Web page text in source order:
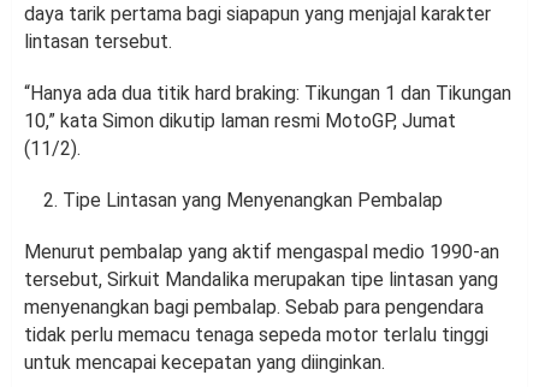
daya tarik pertama bagi siapapun yang menjajal karakter
lintasan tersebut.
“Hanya ada dua titik hard braking: Tikungan 1 dan Tikungan
10,” kata Simon dikutip laman resmi MotoGP, Jumat
(11/2).
Tipe Lintasan yang Menyenangkan Pembalap
Menurut pembalap yang aktif mengaspal medio 1990-an
tersebut, Sirkuit Mandalika merupakan tipe lintasan yang
menyenangkan bagi pembalap. Sebab para pengendara
tidak perlu memacu tenaga sepeda motor terlalu tinggi
untuk mencapai kecepatan yang diinginkan.